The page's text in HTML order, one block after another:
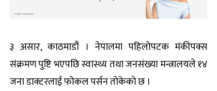
३ असार, काठमाडौं । नेपालमा पहिलोपटक मंकीपक्स
संक्रमण पुष्टि भएपछि स्वास्थ्य तथा जनसंख्या मन्त्रालयले १४
जना डाक्टरलाई फोकल पर्सन तोकेको छ ।